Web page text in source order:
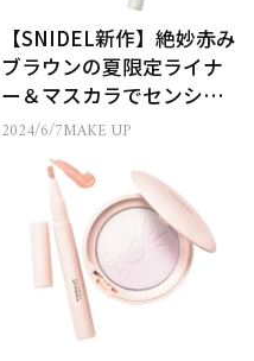
【SNIDEL新作】絶妙赤み
ブラウンの夏限定ライナ
ー＆マスカラでセンシュ
アルな目元に
2024/6/7MAKE UP